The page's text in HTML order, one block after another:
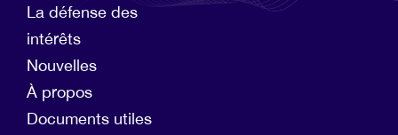
La défense des
intérêts
Nouvelles
À propos
Documents utiles